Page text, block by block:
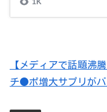
【メディアで話題沸
チ●ポ増大サプリがバ